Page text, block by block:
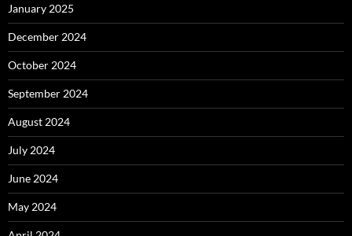
January 2025
December 2024
October 2024
September 2024
August 2024
July 2024
June 2024
May 2024